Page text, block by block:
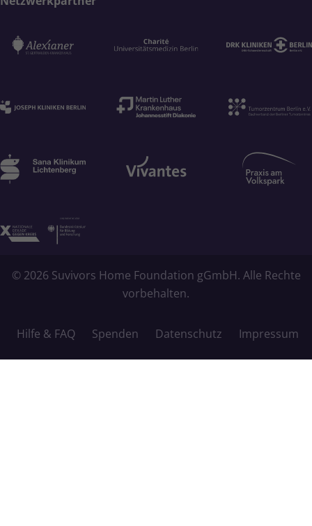
© 2026 Suvivors Home Foundation gGmbH. Alle Rechte
vorbehalten.
Hilfe & FAQ Spenden Datenschutz Impressum